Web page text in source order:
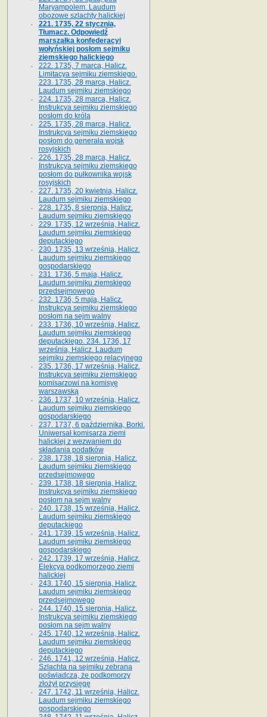
Maryampolem. Laudum
obozowe szlachty halickiej
221. 1735, 22 stycznia,
Tłumacz. Odpowiedź
marszałka konfederacyi
wołyńskiej posłom sejmiku
ziemskiego halickiego
222. 1735, 7 marca, Halicz.
Limitacya sejmiku ziemskiego.
223. 1735, 28 marca, Halicz.
Laudum sejmiku ziemskiego
224. 1735, 28 marca, Halicz.
Instrukcya sejmiku ziemskiego
posłom do króla
225. 1735, 28 marca, Halicz.
Instrukcya sejmiku ziemskiego
posłom do generała wojsk
rosyjskich
226. 1735, 28 marca, Halicz.
Instrukcya sejmiku ziemskiego
posłom do pułkownika wojsk
rosyjskich
227. 1735, 20 kwietnia, Halicz.
Laudum sejmiku ziemskiego
228. 1735, 8 sierpnia, Halicz.
Laudum sejmiku ziemskiego
229. 1735, 12 września, Halicz.
Laudum sejmiku ziemskiego
deputackiego
230. 1735, 13 września, Halicz.
Laudum sejmiku ziemskiego
gospodarskiego
231. 1736, 5 maja, Halicz.
Laudum sejmiku ziemskiego
przedsejmowego
232. 1736, 5 maja, Halicz.
Instrukcya sejmiku ziemskiego
posłom na sejm walny
233. 1736, 10 września, Halicz.
Laudum sejmiku ziemskiego
deputackiego. 234. 1736, 17
września, Halicz. Laudum
sejmiku ziemskiego relacyjnego
235. 1736, 17 września, Halicz.
Instrukcya sejmiku ziemskiego
komisarzowi na komisyę
warszawską
236. 1737, 10 września, Halicz.
Laudum sejmiku ziemskiego
gospodarskiego
237. 1737, 6 października, Borki.
Uniwersał komisarza ziemi
halickiej z wezwaniem do
składania podatków
238. 1738, 18 sierpnia, Halicz.
Laudum sejmiku ziemskiego
przedsejmowego
239. 1738, 18 sierpnia, Halicz.
Instrukcya sejmiku ziemskiego
posłom na sejm walny
240. 1738, 15 września, Halicz.
Laudum sejmiku ziemskiego
deputackiego
241. 1739, 15 września, Halicz.
Laudum sejmiku ziemskiego
gospodarskiego
242. 1739, 17 września, Halicz.
Elekcya podkomorzego ziemi
halickiej
243. 1740, 15 sierpnia, Halicz.
Laudum sejmiku ziemskiego
przedsejmowego
244. 1740, 15 sierpnia, Halicz.
Instrukcya sejmiku ziemskiego
posłom na sejm walny
245. 1740, 12 września, Halicz.
Laudum sejmiku ziemskiego
deputackiego
246. 1741, 12 września, Halicz.
Szlachta na sejmiku zebrana
poświadcza, że podkomorzy
złożył przysięgę
247. 1742, 11 września, Halicz.
Laudum sejmiku ziemskiego
gospodarskiego